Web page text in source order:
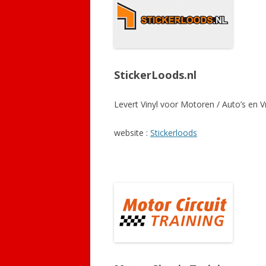
StickerLoods.nl
Levert Vinyl voor Motoren / Auto’s en
website : Stickerloods